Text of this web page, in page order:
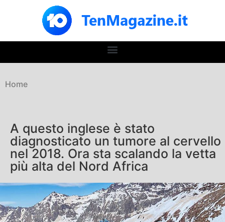
Home
A questo inglese è stato
diagnosticato un tumore al cervello
nel 2018. Ora sta scalando la vetta
più alta del Nord Africa